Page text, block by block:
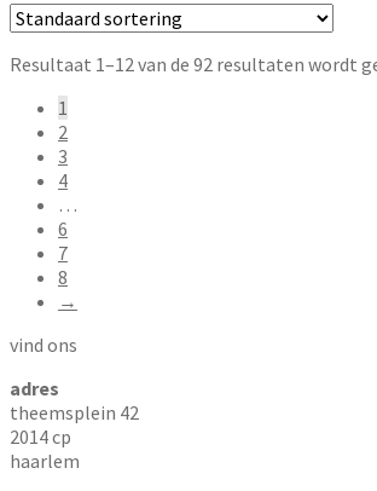
Resultaat 1–12 van de 92 resultaten wordt
1
2
3
4
…
6
7
8
→
vind ons
adres
theemsplein 42
2014 cp
haarlem